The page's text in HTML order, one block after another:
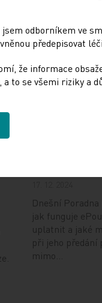
Dnešní
jak funguje
uplatnit a jaké
při jeho předání
mimo…
odborníkem ve
předepisovat
že informace
to se všemi riziky a